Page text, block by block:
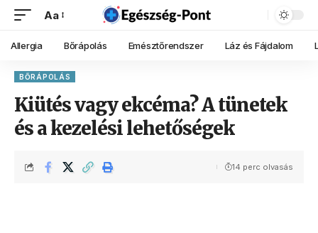
Aa
Allergia Bőrápolás Emésztőrendszer Láz és Fájdalom
BŐRÁPOLÁS
Kiütés vagy ekcéma? A tünetek
és a kezelési lehetőségek
14 perc olvasás